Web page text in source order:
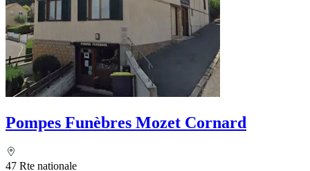
Pompes Funèbres Mozet Cornard
47 Rte nationale